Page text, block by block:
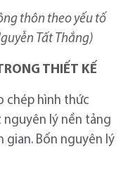
thôn theo yếu tố
Tất Thắng)
THIẾT KẾ
chép hình thức
nguyên lý nền tảng
gian. Bốn nguyên lý